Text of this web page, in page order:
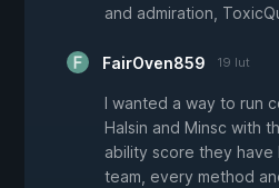
and admiration,
FairOven859 19 lut
I wanted a way to run
Halsin and Minsc with
ability score they
team, every method